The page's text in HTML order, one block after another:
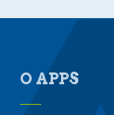
O APPS